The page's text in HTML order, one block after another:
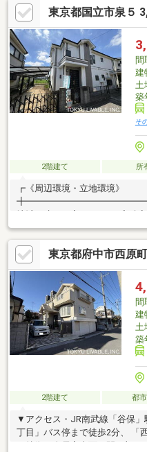
ルコニーにより日当たり良好
シャワールーム有 ○ 落ち着い
ォークインクローゼット ○ カ
専用地域の閑静な住宅街
東京都国立市泉５
間
建
土
築
そ
2階建て 所
┏《周辺環境・立地環境》
たりした道路です・通りから１
道につき交通量も少なく、 静
┏《室内の特徴》
１・２階どちらも南側に開口部
前面に棟がなく明るく開放感
もお手洗い・洗面台がついて
る為、維持管理された住環境で
あり
東京都府中市西原
間
建
土
築
2階建て 都
▼アクセス・JR南武線「谷保」
丁目」バス停まで徒歩2分、 「
の特徴・全居室南面に開口部